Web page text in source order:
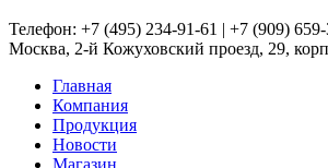
Телефон: +7 (495) 234-91-61 | +7 (909)
Москва, 2-й Кожуховский проезд, 29,
Главная
Компания
Продукция
Новости
Магазин